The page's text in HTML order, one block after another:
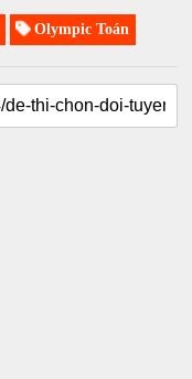
Olympic Toán